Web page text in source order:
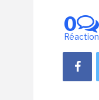
0
Réaction